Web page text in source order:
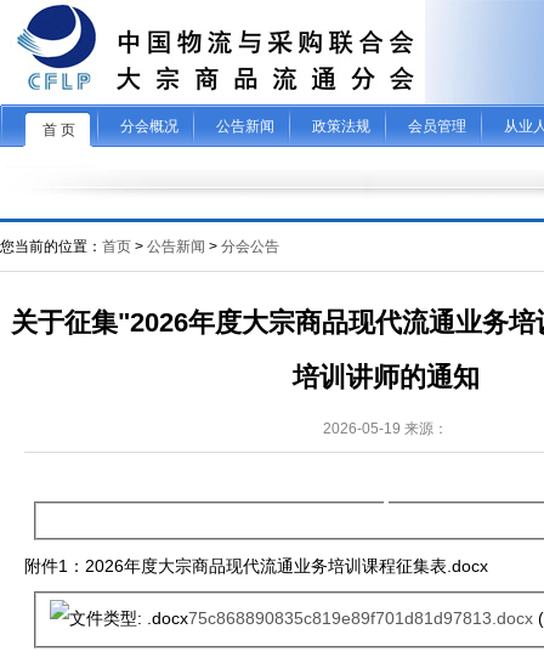
首 页 分会概况 公告新闻 政策法规 会员管理 从业
您当前的位置： 首页 > 公告新闻 > 分会公告
关于征集"2026年度大宗商品现代流通业务
培训讲师的通知
2026-05-19 来源：
附件1：2026年度大宗商品现代流通业务培训课程征集表.docx
75c868890835c819e89f701d81d97813.docx